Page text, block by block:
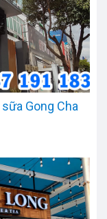
Gong Cha